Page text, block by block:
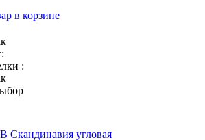
в корзине
: